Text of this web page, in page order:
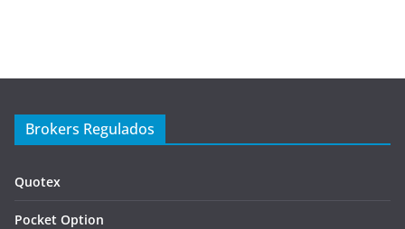
Brokers Regulados
Quotex
Pocket Option